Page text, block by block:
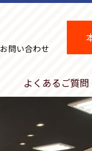
お問い合わせ
よくあるご質問